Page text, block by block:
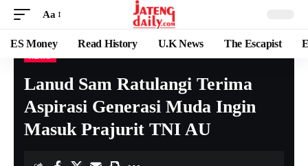
Aa
ES Money Read History U.K News The Escapist
Lanud Sam Ratulangi Terima
Aspirasi Generasi Muda Ingin
Masuk Prajurit TNI AU